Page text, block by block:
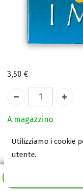
3,50 €
A magazzino
Numero Pagine:
Utilizziamo i cookie
utente.